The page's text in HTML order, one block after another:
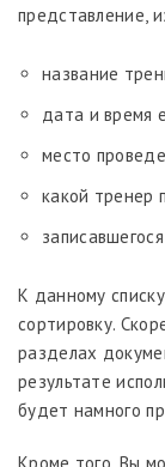
представление,
название
дата и время
место
какой тренер
К данному
сортировку.
разделах
результате
будет намного